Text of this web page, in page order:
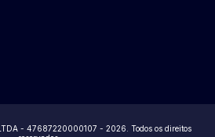
- 47687220000107 - 2026. Todos os direitos